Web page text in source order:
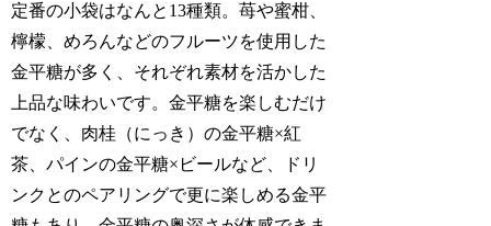
定番の小袋はなんと13種類。苺や蜜柑、
檸檬、めろんなどのフルーツを使用した
金平糖が多く、それぞれ素材を活かした
上品な味わいです。金平糖を楽しむだけ
でなく、肉桂（にっき）の金平糖×紅
茶、パインの金平糖×ビールなど、ドリ
ンクとのペアリングで更に楽しめる金平